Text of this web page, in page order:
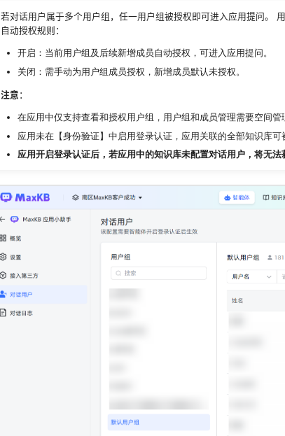
若对话用户属于多个用户组，任一用户组被授权即可进入应用提问。
自动授权规则：
开启：当前用户组及后续新增成员自动授权，可进入应用提问。
关闭：需手动为用户组成员授权，新增成员默认未授权。
注意 ：
在应用中仅支持查看和授权用户组，用户组和成员管理需要空间管
应用未在【身份验证】中启用登录认证，应用关联的全部知识库可
应用开启登录认证后，若应用中的知识库未配置对话用户，将无